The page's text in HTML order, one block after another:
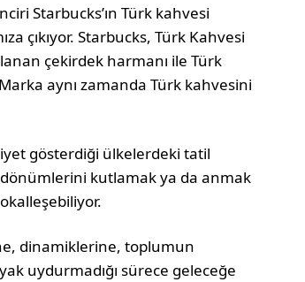
Starbucks’ın Türk kahvesi
çıkıyor. Starbucks, Türk Kahvesi
çekirdek harmanı ile Türk
aynı zamanda Türk kahvesini
gösterdiği ülkelerdeki tatil
kutlamak ya da anmak
dinamiklerine, toplumun
uydurmadığı sürece geleceğe